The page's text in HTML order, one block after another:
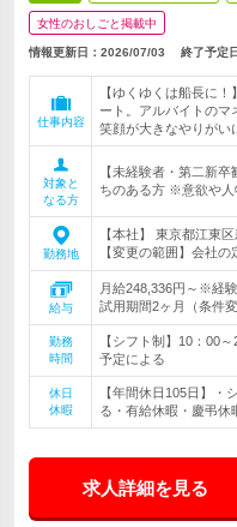
女性のおしごと掲載中
情報更新日：2026/07/03 終了予定
仕事内容
【ゆくゆくは船長に
ート。アルバイトの
笑顔が大きなやりがい
対象と
なる方
【未経験者・第二新
ちのある方 ※意欲や人
勤務地
【本社】 東京都江東
【変更の範囲】会社の
給与
月給248,336円～※経
試用期間2ヶ月（条件変
勤務
時間
【シフト制】10：00
予定による
休日
休暇
【年間休日105日】
る・有給休暇・慶弔休
求人詳細を見る